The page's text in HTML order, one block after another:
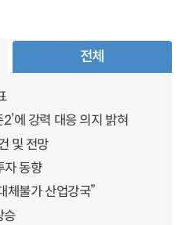
전체
에 강력 대응 의지 밝혀
및 전망
자 동향
체불가 산업강국”
승